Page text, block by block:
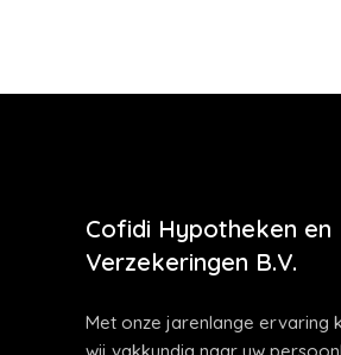
Cofidi Hypotheken en
Verzekeringen B.V.
Met onze jarenlange ervaring